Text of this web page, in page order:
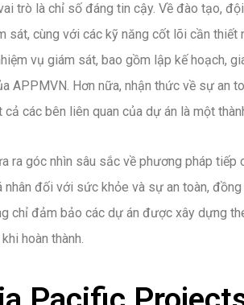
trò là chỉ số đáng tin cậy. Về đào tạo,
sát, cùng với các kỹ năng cốt lõi cần
vụ giám sát, bao gồm lập kế hoạch,
APPMVN. Hơn nữa, nhận thức về sự an
các bên liên quan của dự án là một
ra góc nhìn sâu sắc về phương pháp tiếp
nhân đối với sức khỏe và sự an toàn,
chỉ đảm bảo các dự án được xây dựng
hoàn thành.